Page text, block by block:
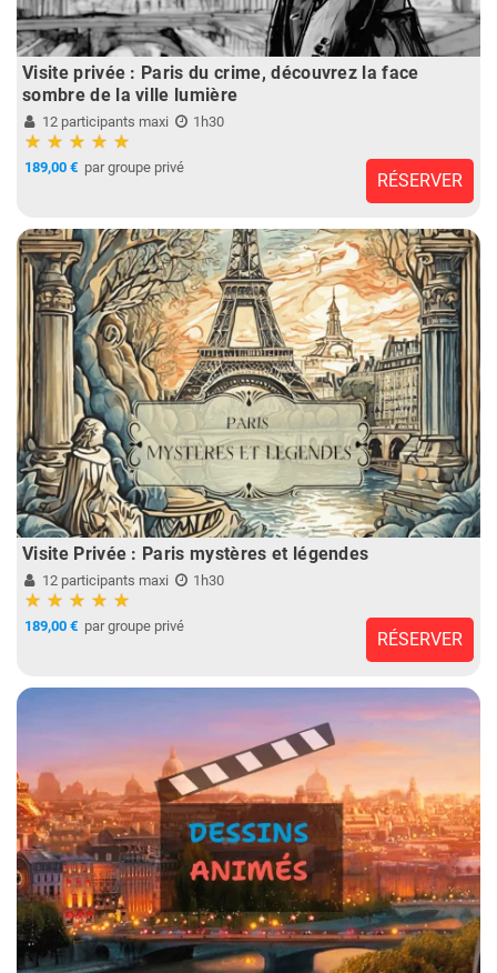
Visite privée : Paris du crime, découvrez la face
sombre de la ville lumière
12 participants maxi 1h30
189,00 € par groupe privé
RÉSERVER
Visite Privée : Paris mystères et légendes
12 participants maxi 1h30
189,00 € par groupe privé
RÉSERVER